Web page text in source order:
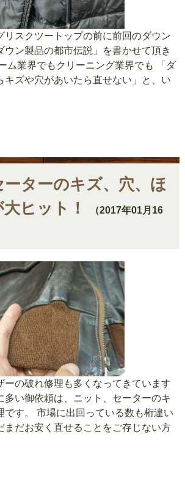
リスクツートップの前に前回のダウン
ウン製品の都市伝説」を書かせて頂き
ム業界でもクリーニング業界でも 「ダ
キズや穴があいたら直せない」と、い
ターのキズ、穴、ほ
ヒット！
（2017年01月16
ーの破れ修理も多くなってきています
多い御依頼は、ニット、セーターのキ
です。 市場に出回っている数も桁違い
まだお安く直せることをご存じない方